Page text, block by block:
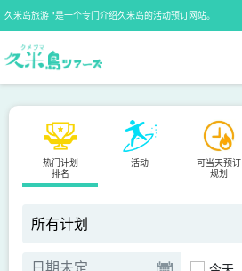
久米岛旅游 "是一个专门介绍久米岛的活动预订网站。
热门计划
排名
活动
可当天预订
规划